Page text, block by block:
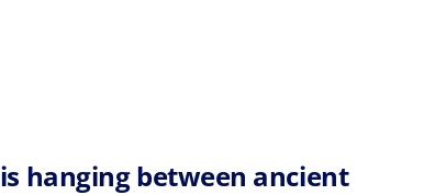
hanging between ancient